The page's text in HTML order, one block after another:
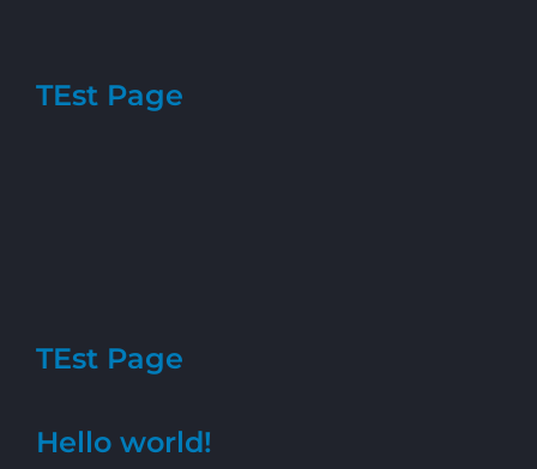
TEst Page
TEst Page
Hello world!